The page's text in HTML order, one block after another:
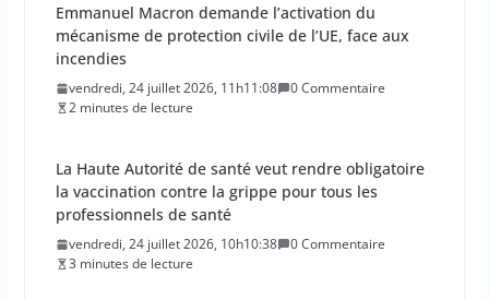
Emmanuel Macron demande l’activation du
mécanisme de protection civile de l’UE, face aux
incendies
vendredi, 24 juillet 2026, 11h11:08
0 Commentaire
2 minutes de lecture
La Haute Autorité de santé veut rendre obligatoire
la vaccination contre la grippe pour tous les
professionnels de santé
vendredi, 24 juillet 2026, 10h10:38
0 Commentaire
3 minutes de lecture